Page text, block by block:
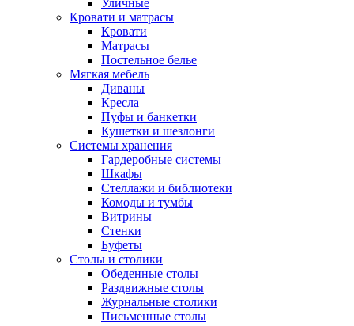
Уличные
Кровати и матрасы
Кровати
Матрасы
Постельное белье
Мягкая мебель
Диваны
Кресла
Пуфы и банкетки
Кушетки и шезлонги
Системы хранения
Гардеробные системы
Шкафы
Стеллажи и библиотеки
Комоды и тумбы
Витрины
Стенки
Буфеты
Столы и столики
Обеденные столы
Раздвижные столы
Журнальные столики
Письменные столы